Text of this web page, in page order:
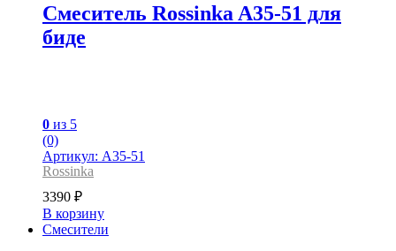
Смеситель Rossinka A35-51 для
биде
0 из 5
(0)
Артикул: A35-51
Rossinka
3390 ₽
В корзину
Смесители